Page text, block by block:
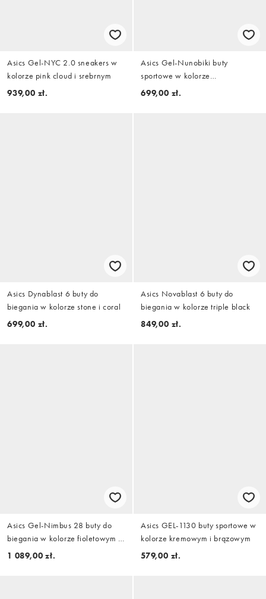
Asics Gel-NYC 2.0 sneakers w
kolorze pink cloud i srebrnym
939,00 zł.
Asics Gel-Nunobiki buty
sportowe w kolorze
pudrowobrązowym i srebrnym
699,00 zł.
Asics Dynablast 6 buty do
biegania w kolorze stone i coral
699,00 zł.
Asics Novablast 6 buty do
biegania w kolorze triple black
849,00 zł.
Asics Gel-Nimbus 28 buty do
biegania w kolorze fioletowym i
czerwonym
1 089,00 zł.
Asics GEL-1130 buty sportowe w
kolorze kremowym i brązowym
579,00 zł.